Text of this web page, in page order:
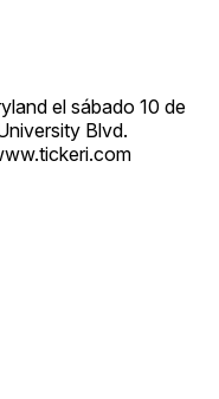
el sábado 10 de
Blvd.